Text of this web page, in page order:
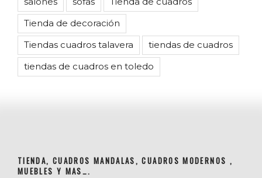
Tienda de decoración
Tiendas cuadros talavera
tiendas de cuadros
tiendas de cuadros en toledo
TIENDA, CUADROS MANDALAS, CUADROS MODERNOS ,
MUEBLES Y MAS….